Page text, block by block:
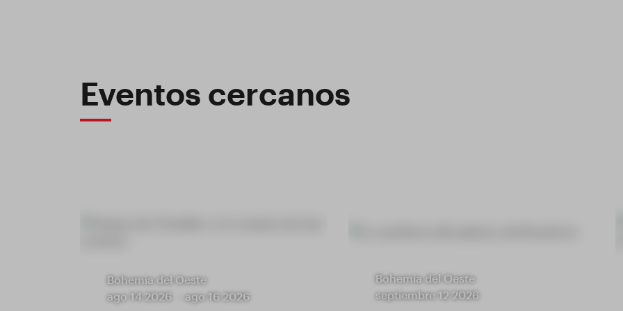
Eventos cercanos
Bohemia del Oeste
ago 14 2026
ago 16 2026
Bohemia del Oeste
septiembre 12 2026